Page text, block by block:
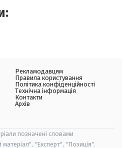
Рекламодавцям
Правила користування
Політика конфіденційності
Технічна інформація
Контакти
Архів
позначені словами
"Експерт", "Позиція".